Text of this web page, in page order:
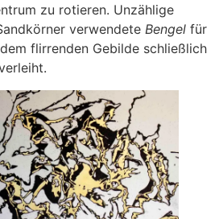
zu rotieren. Unzählige
verwendete Bengel für
flirrenden Gebilde schließlich